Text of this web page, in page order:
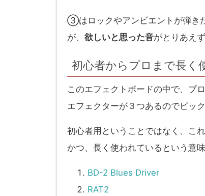
③はロックやアンビエントが弾き
が、 欲しいと思った音がとりあえ
初心者からプロまで長く
このエフェクトボードの中で、プ
エフェクターが３つあるのでピッ
初心者用ということではなく、こ
かつ、長く使われているという意味
BD-2 Blues Driver
RAT2